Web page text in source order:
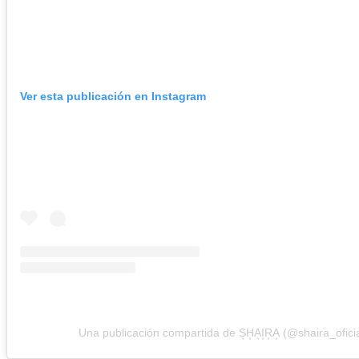
Ver esta publicación en Instagram
Una publicación compartida de S͙H͙A͙I͙R͙A͙